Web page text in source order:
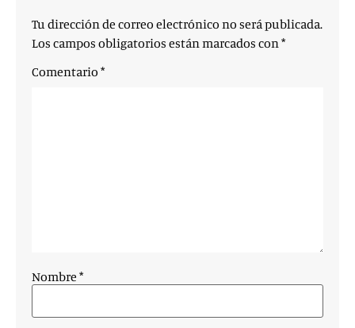
Tu dirección de correo electrónico no será publicada.
Los campos obligatorios están marcados con*
Comentario *
Nombre *